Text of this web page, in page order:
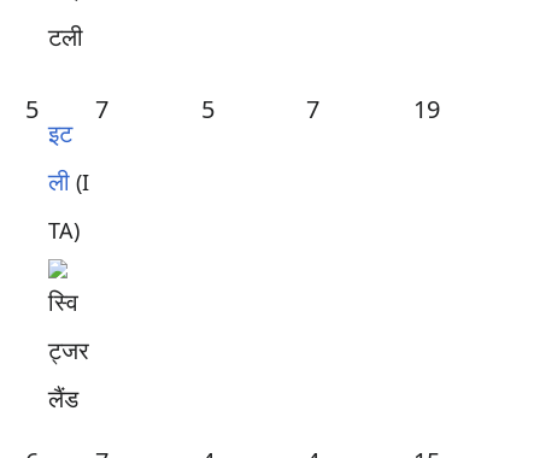
5
इट
ली (I
TA)
7 5 7 19